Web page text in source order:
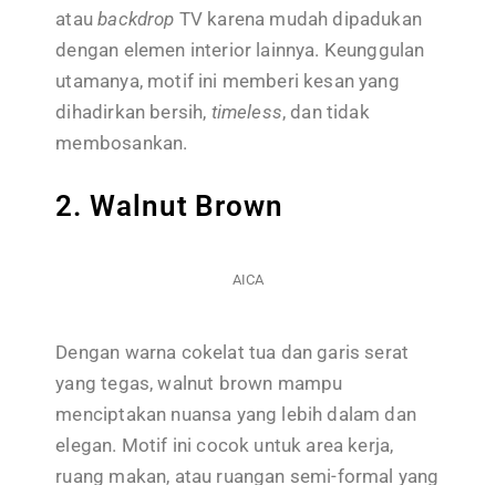
ataubackdrop TV karena mudah dipadukan
dengan elemen interior lainnya. Keunggulan
utamanya, motif ini memberi kesan yang
dihadirkan bersih, timeless, dan tidak
membosankan.
2. Walnut Brown
AICA
Dengan warna cokelat tua dan garis serat
yang tegas, walnut brown mampu
menciptakan nuansa yang lebih dalam dan
elegan. Motif ini cocok untuk area kerja,
ruang makan, atau ruangan semi-formal yang